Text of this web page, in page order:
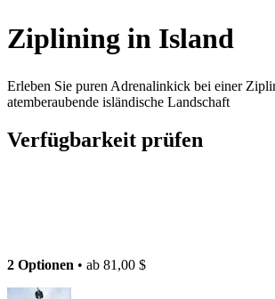
Ziplining in Island
Erleben Sie puren Adrenalinkick bei einer
atemberaubende isländische Landschaft
Verfügbarkeit prüfen
2 Optionen • ab 81,00 $